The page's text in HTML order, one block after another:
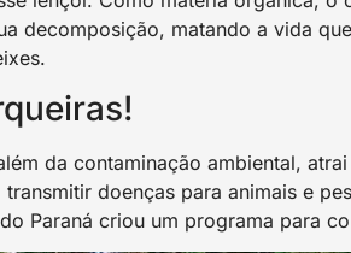
decomposição, matando a vida
da contaminação ambiental,
doenças para animais e
Paraná criou um programa para